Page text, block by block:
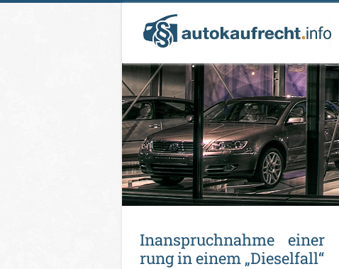
In­an­spruch­nah­me ei­ner
rung in ei­nem „Die­sel­fall“